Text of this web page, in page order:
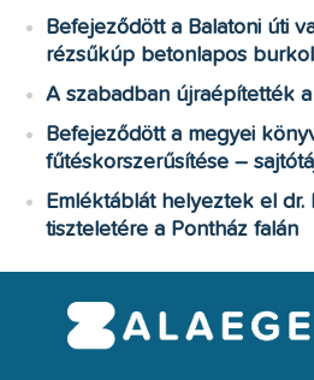
Befejeződött a Balatoni úti
rézsűkúp betonlapos
A szabadban újraépítették
Befejeződött a megyei
fűtéskorszerűsítése –
Emléktáblát helyeztek el dr.
tiszteletére a Pontház falán